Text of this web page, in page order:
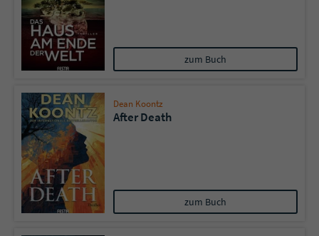
zum Buch
Dean Koontz
After Death
zum Buch
Name
Anbieter Literatur-Couch Medien GmbH & Co. KG
Laufzeit 1 Jahr
Zweck Cookie für Kommentare einzelner Buchtitel
Name
Anbieter Literatur-Couch Medien GmbH & Co. KG